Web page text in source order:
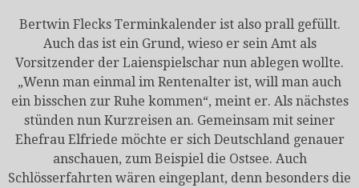
Bertwin Flecks Terminkalender ist also prall gefüllt.
Auch das ist ein Grund, wieso er sein Amt als
Vorsitzender der Laienspielschar nun ablegen wollte.
„Wenn man einmal im Rentenalter ist, will man auch
ein bisschen zur Ruhe kommen“, meint er. Als nächstes
stünden nun Kurzreisen an. Gemeinsam mit seiner
Ehefrau Elfriede möchte er sich Deutschland genauer
anschauen, zum Beispiel die Ostsee. Auch
Schlösserfahrten wären eingeplant, denn besonders die